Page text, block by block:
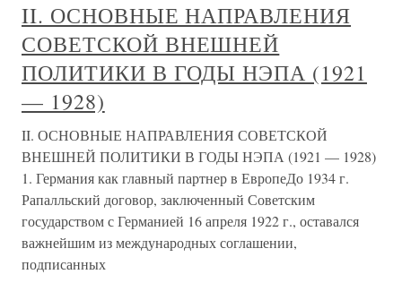
II. ОСНОВНЫЕ НАПРАВЛЕНИЯ
СОВЕТСКОЙ ВНЕШНЕЙ
ПОЛИТИКИ В ГОДЫ НЭПА (1921
— 1928)
II. ОСНОВНЫЕ НАПРАВЛЕНИЯ СОВЕТСКОЙ
ВНЕШНЕЙ ПОЛИТИКИ В ГОДЫ НЭПА (1921 — 1928)
1. Германия как главный партнер в ЕвропеДо 1934 г.
Рапалльский договор, заключенный Советским
государством с Германией 16 апреля 1922 г., оставался
важнейшим из международных соглашении,
подписанных